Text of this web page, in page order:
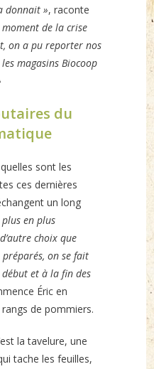
donnait », raconte
de la crise
on a pu reporter nos
magasins Biocoop
du
sont les
ces dernières
un long
en plus
choix que
préparés, on se fait
et à la fin des
Éric en
de pommiers.
la tavelure, une
tache les feuilles,